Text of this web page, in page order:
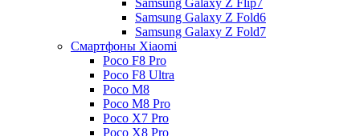
Samsung Galaxy Z Flip7
Samsung Galaxy Z Fold6
Samsung Galaxy Z Fold7
Смартфоны Xiaomi
Poco F8 Pro
Poco F8 Ultra
Poco M8
Poco M8 Pro
Poco X7 Pro
Poco X8 Pro